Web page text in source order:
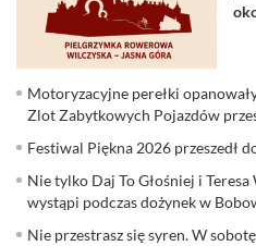
Motoryzacyjne perełki
Zlot Zabytkowych Pojazdów
Festiwal Piękna 2026 przeszedł
Nie tylko Daj To Głośniej i Teresa
wystąpi podczas dożynek w
Nie przestrasz się syren. W